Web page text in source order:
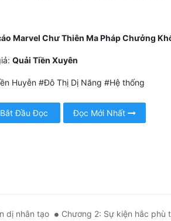
Marvel Chư Thiên Ma Pháp Chưởng
Quải Tiền Xuyên
Huyễn #Đô Thị Dị Năng #Hệ thống
Đầu Đọc Đọc Mới Nhất
dị nhân tạo Chương 2: Sự kiện hắc phù